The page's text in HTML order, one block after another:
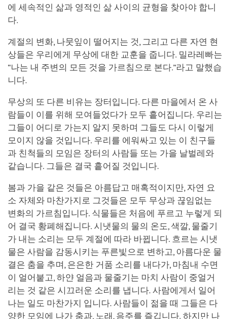
에 세속적인 삶과 영적인 삶 사이의 균형을 찾아야 합니
다.
계절의 변화, 나뭇잎이 떨어지는 것, 그리고 다른 자연 현
상들은 우리에게 무상에 대한 교훈을 줍니다. 밀라레빠는
“나는 내 주변의 모든 것을 가르침으로 본다.”라고 말했습
니다.
무상의 또 다른 비유는 장터입니다. 다른 마을에서 온 사
람들이 이를 위해 모여들었다가 모두 흩어집니다. 우리는
그들이 어디로 가는지 알지 못하며 그들도 다시 이렇게
모이지 않을 것입니다. 우리를 에워싸고 있는 이 친구들
과 친척들의 모임은 장터의 사람들 또는 가을 날벌레와
같습니다. 그들은 결국 흩어질 것입니다.
봄과 가을 같은 것들은 아름답고 매혹적이지만, 자연 요
소 자체와 마찬가지로 그것들은 모두 무상과 끊임없는
변화의 가르침입니다. 식물들은 처음에 푸르고 누렇게 되
어 결국 황폐해집니다. 시냇물의 물의 온도, 색깔, 물줄기
가 내는 소리는 모두 계절에 따라 바뀝니다. 흐르는 시냇
물은 사람을 감동시키는 푸른빛으로 변하고, 아름다운 물
결은 춤을 추며, 은은한 거품 소리를 내다가, 마침내 수면
이 얼어붙고, 하얀 얼음과 물줄기는 마치 사람이 중얼거
리는 것 같은 시끄러운 소리를 냅니다. 사람에게서 일어
나는 일도 마찬가지 입니다. 사람들이 젊을 때 그들은 다
양한 모임에 나가 춤과, 노래, 음주를 즐깁니다. 하지만 나